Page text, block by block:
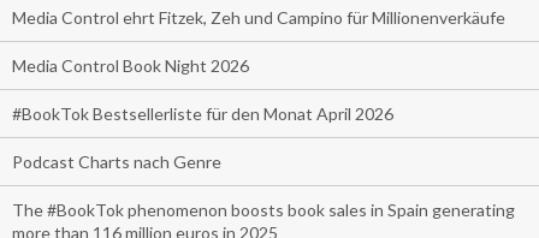
Media Control ehrt Fitzek, Zeh und Campino für Millionenverkäufe
Media Control Book Night 2026
#BookTok Bestsellerliste für den Monat April 2026
Podcast Charts nach Genre
The #BookTok phenomenon boosts book sales in Spain generating
more than 116 million euros in 2025